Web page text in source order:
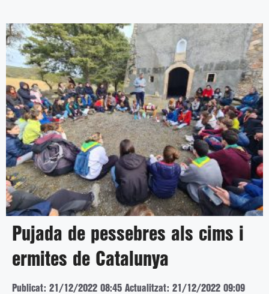
Pujada de pessebres als cims i
ermites de Catalunya
Publicat: 21/12/2022 08:45 Actualitzat: 21/12/2022 09:09